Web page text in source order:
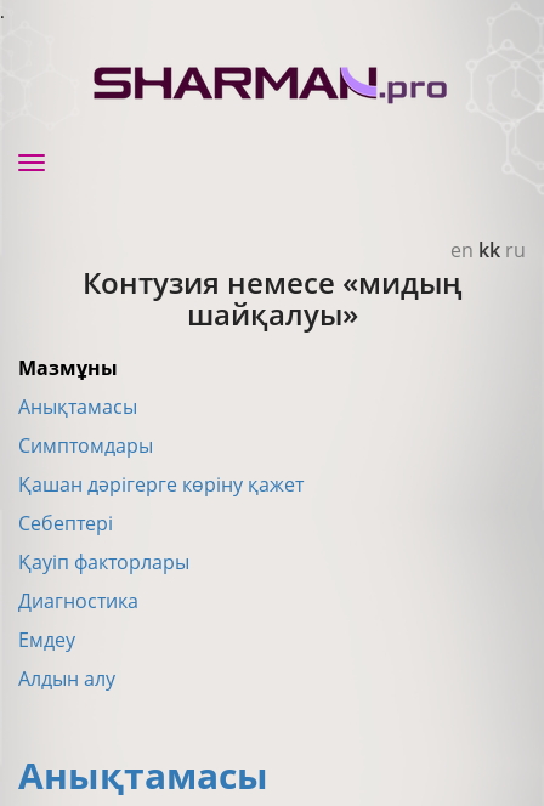
.
en kk ru
Toggle
Контузия немесе «мидың
шайқалуы»
Мазмұны
Анықтамасы
Симптомдары
Қашан дәрігерге көріну қажет
Себептері
Қауіп факторлары
Диагностика
Емдеу
Алдын алу
Анықтамасы